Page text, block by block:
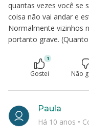
quantas vezes você se
coisa não vai andar e
Normalmente vizinhos
portanto grave.
1
Gostei Não
Paula
Há 10 anos •